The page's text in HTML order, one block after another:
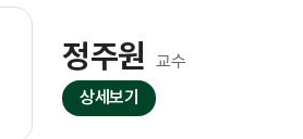
정주원
교수
상세보기